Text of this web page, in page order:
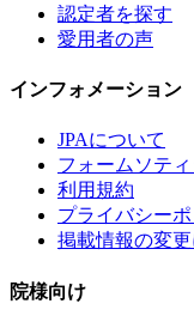
認定者を探す
愛用者の声
インフォメーション
JPAについて
フォームソテ
利用規約
プライバシー
掲載情報の変
院様向け